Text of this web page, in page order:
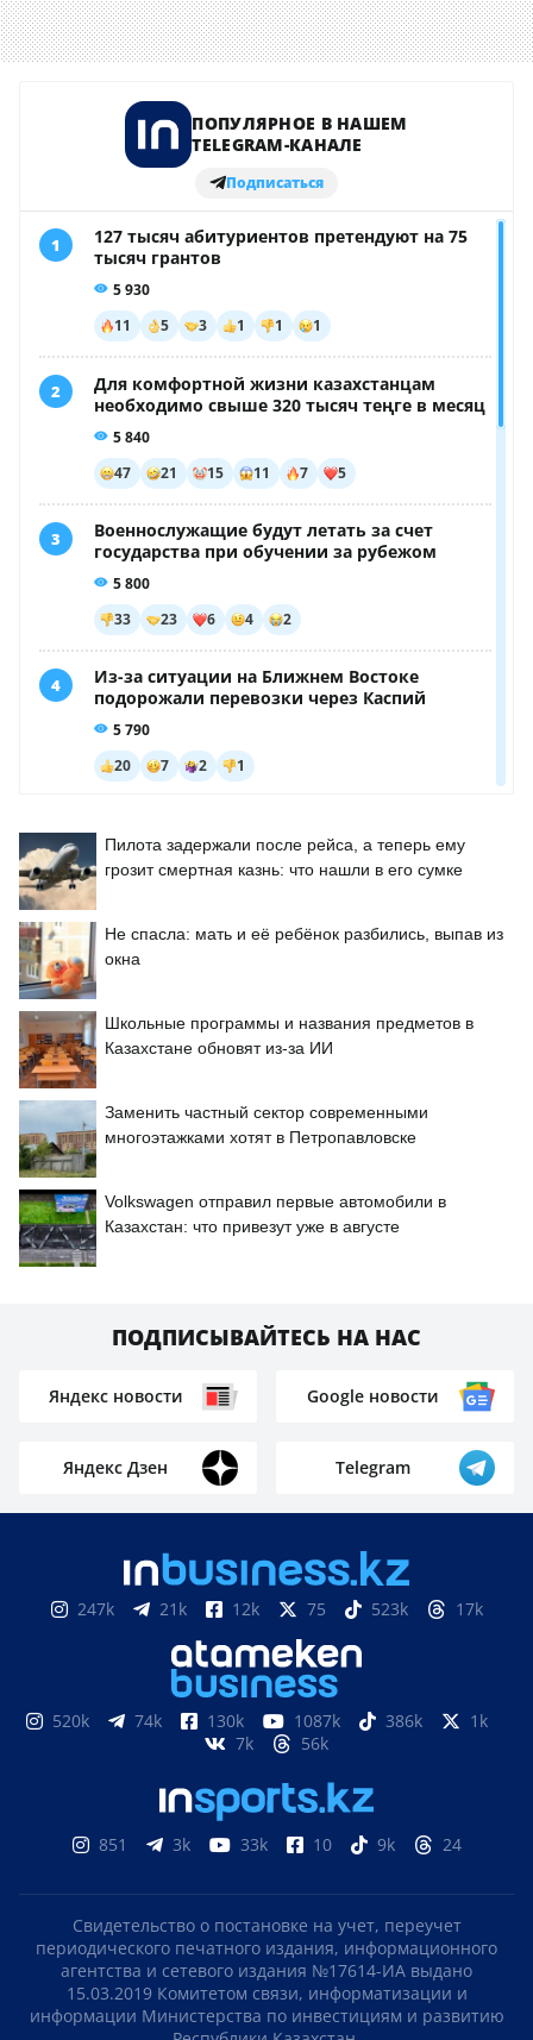
Пилота задержали после рейса, а теперь ему
грозит смертная казнь: что нашли в его сумке
Не спасла: мать и её ребёнок разбились, выпав из
окна
Школьные программы и названия предметов в
Казахстане обновят из-за ИИ
Заменить частный сектор современными
многоэтажками хотят в Петропавловске
Volkswagen отправил первые автомобили в
Казахстан: что привезут уже в августе
ПОДПИСЫВАЙТЕСЬ НА НАС
Яндекс новости Google новости
Яндекс Дзен Telegram
247k 21k 12k 75 523k 17k
520k 74k 130k 1087k 386k
1k
7k
56k
851 3k 33k 10 9k 24
Свидетельство о постановке на учет, переучет
периодического печатного издания, информационного
агентства и сетевого издания №17614-ИА выдано
15.03.2019 Комитетом связи, информатизации и
информации Министерства по инвестициям и развитию